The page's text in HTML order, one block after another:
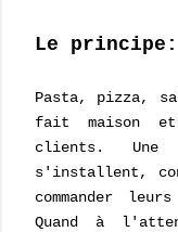
Le principe:
Pasta, pizza,
fait maison
clients.
s'installent,
commander
Quand à